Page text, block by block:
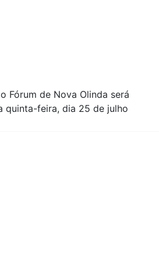
Fórum de Nova Olinda será
quinta-feira, dia 25 de julho